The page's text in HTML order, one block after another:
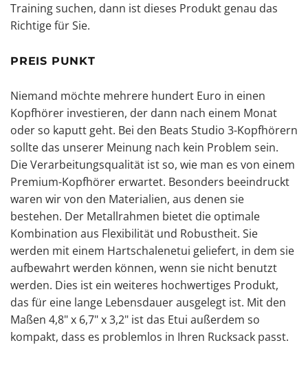
Training suchen, dann ist dieses Produkt genau das
Richtige für Sie.
PREIS PUNKT
Niemand möchte mehrere hundert Euro in einen
Kopfhörer investieren, der dann nach einem Monat
oder so kaputt geht. Bei den Beats Studio 3-Kopfhörern
sollte das unserer Meinung nach kein Problem sein.
Die Verarbeitungsqualität ist so, wie man es von einem
Premium-Kopfhörer erwartet. Besonders beeindruckt
waren wir von den Materialien, aus denen sie
bestehen. Der Metallrahmen bietet die optimale
Kombination aus Flexibilität und Robustheit. Sie
werden mit einem Hartschalenetui geliefert, in dem sie
aufbewahrt werden können, wenn sie nicht benutzt
werden. Dies ist ein weiteres hochwertiges Produkt,
das für eine lange Lebensdauer ausgelegt ist. Mit den
Maßen 4,8" x 6,7" x 3,2" ist das Etui außerdem so
kompakt, dass es problemlos in Ihren Rucksack passt.